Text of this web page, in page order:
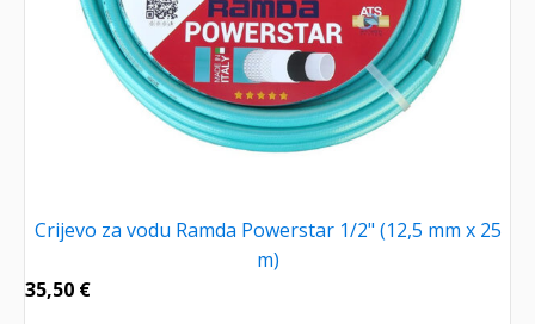
Crijevo za vodu Ramda Powerstar 1/2" (12,5 mm x 25
m)
35,50 €